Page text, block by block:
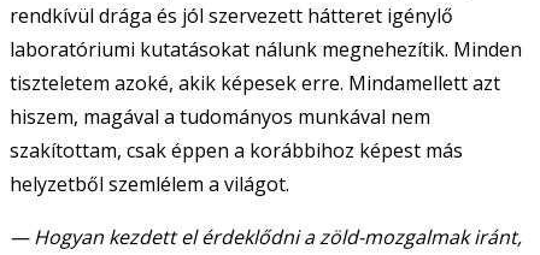
rendkívül drága és jól szervezett hátteret igénylő
laboratóriumi kutatásokat nálunk megnehezítik. Minden
tiszteletem azoké, akik képesek erre. Mindamellett azt
hiszem, magával a tudományos munkával nem
szakítottam, csak éppen a korábbihoz képest más
helyzetből szemlélem a világot.
— Hogyan kezdett el érdeklődni a zöld-mozgalmak iránt,